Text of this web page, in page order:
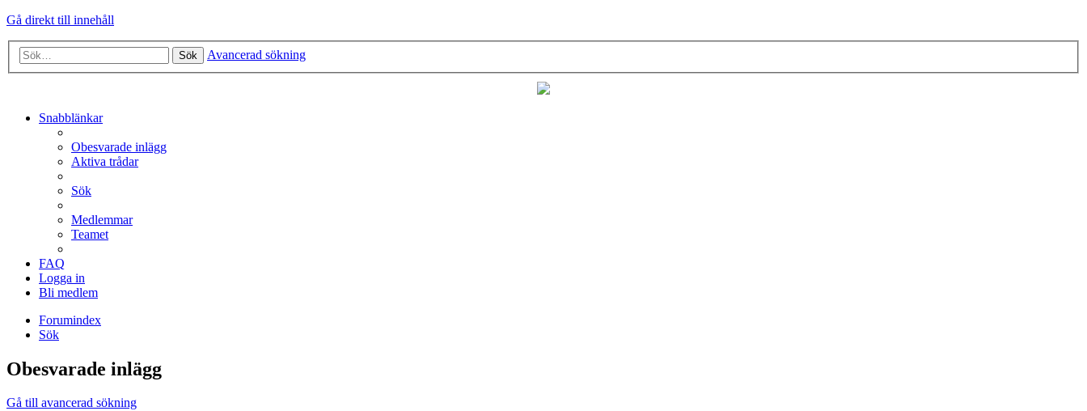
Gå direkt till innehåll
Sök Avancerad sökning
Snabblänkar
Obesvarade inlägg
Aktiva trådar
Sök
Medlemmar
Teamet
FAQ
Logga in
Bli medlem
Forumindex
Sök
Obesvarade inlägg
Gå till avancerad sökning